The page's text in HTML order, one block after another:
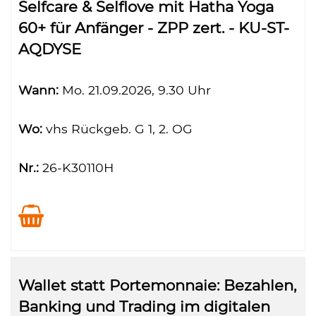
Selfcare & Selflove mit Hatha Yoga
60+ für Anfänger - ZPP zert. - KU-ST-
AQDYSE
Wann: Mo. 21.09.2026, 9.30 Uhr
Wo: vhs Rückgeb. G 1, 2. OG
Nr.: 26-K30110H
Wallet statt Portemonnaie: Bezahlen,
Banking und Trading im digitalen